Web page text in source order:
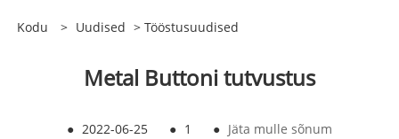
Kodu > Uudised > Tööstusuudised
Metal Buttoni tutvustus
● 2022-06-25 ● 1 ● Jäta mulle sõnum